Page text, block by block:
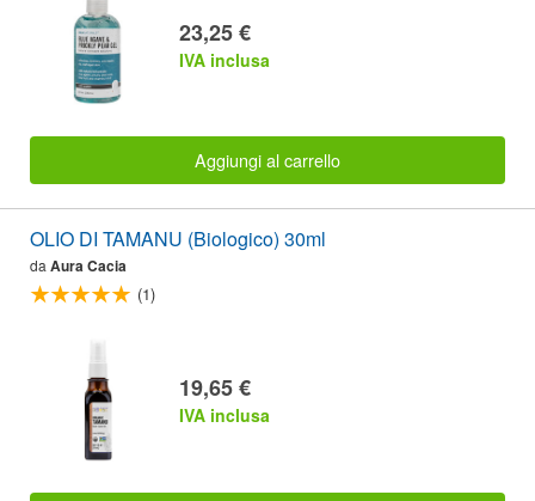
23,25 €
IVA inclusa
Aggiungi al carrello
OLIO DI TAMANU (Biologico) 30ml
da Aura Cacia
(1)
19,65 €
IVA inclusa